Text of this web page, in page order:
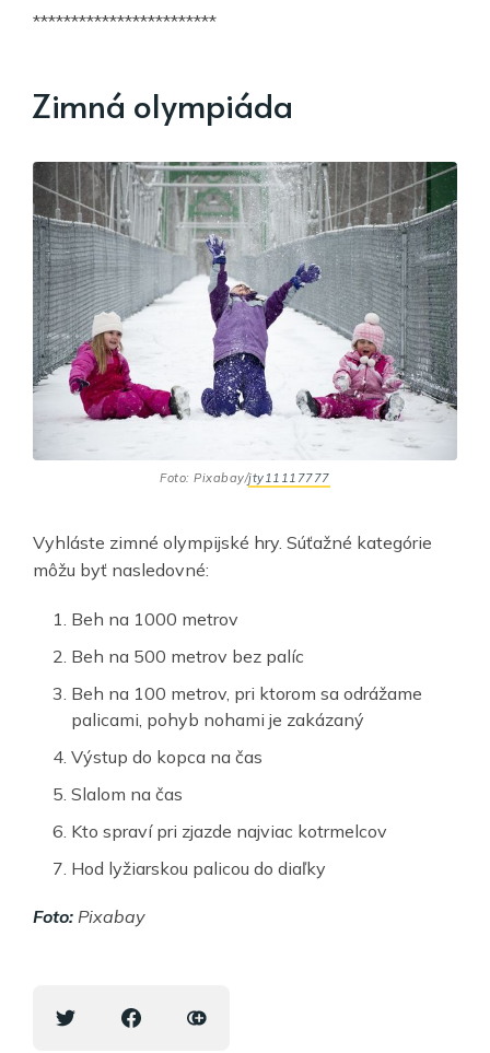
************************
Zimná olympiáda
Foto: Pixabay/jty11117777
Vyhláste zimné olympijské hry. Súťažné kategórie
môžu byť nasledovné:
Beh na 1000 metrov
Beh na 500 metrov bez palíc
Beh na 100 metrov, pri ktorom sa odrážame
palicami, pohyb nohami je zakázaný
Výstup do kopca na čas
Slalom na čas
Kto spraví pri zjazde najviac kotrmelcov
Hod lyžiarskou palicou do diaľky
Foto: Pixabay